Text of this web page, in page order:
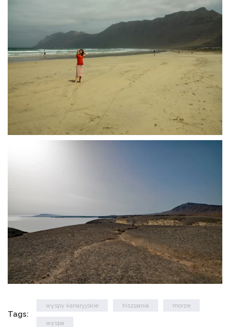
Tags:
wyspy kanaryjskie hiszpania morze
wyspa